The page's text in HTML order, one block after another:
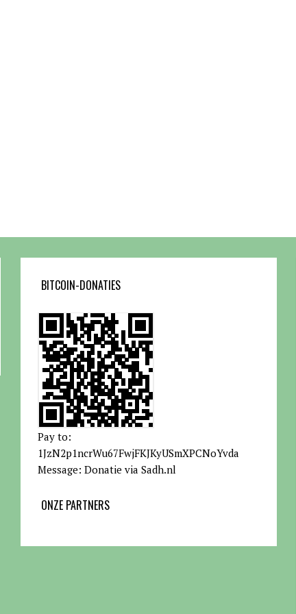
BITCOIN-DONATIES
Pay to:
1JzN2p1ncrWu67FwjFKJKyUSmXPCNoYvda
Message: Donatie via Sadh.nl
ONZE PARTNERS